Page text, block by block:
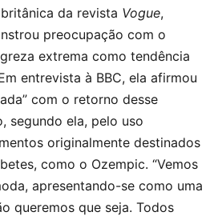
da revista Vogue,
preocupação com o
extrema como tendência
entrevista à BBC, ela afirmou
com o retorno desse
segundo ela, pelo uso
originalmente destinados
como o Ozempic. “Vemos
apresentando-se como uma
queremos que seja. Todos